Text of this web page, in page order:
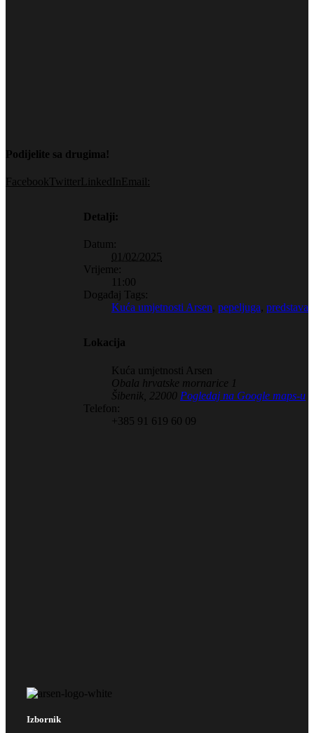
Podijelite sa drugima!
Facebook TwitterLinkedInEmail:
Detalji:
Datum:
01/02/2025
Vrijeme:
11:00
Događaj Tags:
Kuća umjetnosti Arsen, pepeljuga, predstava
Lokacija
Kuća umjetnosti Arsen
Obala hrvatske mornarice 1
Šibenik
22000 Pogledaj na Google maps-u
Telefon:
+385 91 619 60 09
Izbornik